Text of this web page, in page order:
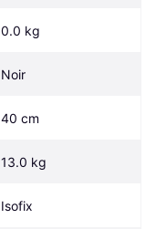
0.0 kg
Noir
40 cm
13.0 kg
Isofix